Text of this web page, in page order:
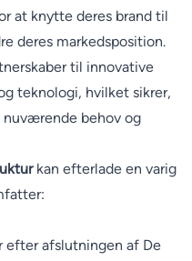
at knytte deres brand til
deres markedsposition.
til innovative
teknologi, hvilket sikrer,
behov og
kan efterlade en varig
efter afslutningen af De